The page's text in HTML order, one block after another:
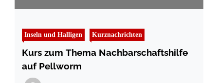
Inseln und Halligen Kurznachrichten
Kurs zum Thema Nachbarschaftshilfe
auf Pellworm